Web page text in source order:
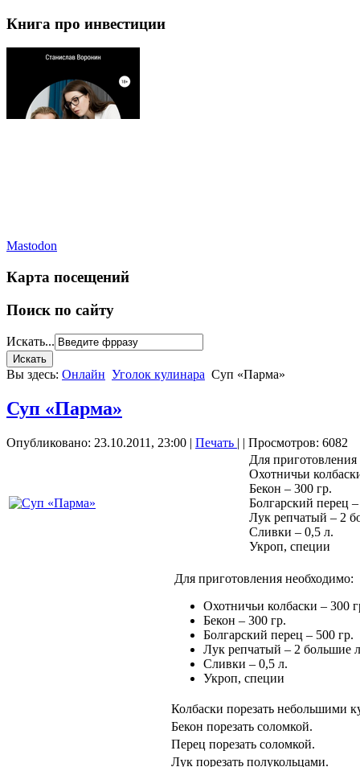
Книга про инвестиции
Mastodon
Карта посещений
Поиск по сайту
Искать...
Вы здесь: Онлайн Уголок кулинара Суп «Парма»
Суп «Парма»
Опубликовано: 23.10.2011, 23:00 | Печать | | Просмотров: 6082
Для
Охотничьи
Бекон – 300 гр.
Болгарский перец
Лук репчатый – 2
Сливки – 0,5 л.
Укроп, специи
Для приготовления необходимо:
Охотничьи колбаски – 300
Бекон – 300 гр.
Болгарский перец – 500 гр.
Лук репчатый – 2 большие
Сливки – 0,5 л.
Укроп, специи
Колбаски порезать небольшими
Бекон порезать соломкой.
Перец порезать соломкой.
Лук порезать полукольцами.